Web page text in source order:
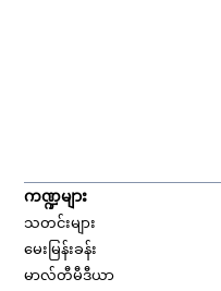
ကဏ္ဍများ
သတင်းများ
မေးမြန်းခန်း
မာလ်တီမီဒီယာ